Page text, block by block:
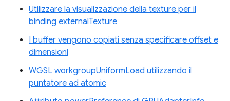
Utilizzare la visualizzazione della texture per il
binding externalTexture
I buffer vengono copiati senza specificare offset e
dimensioni
WGSL workgroupUniformLoad utilizzando il
puntatore ad atomic